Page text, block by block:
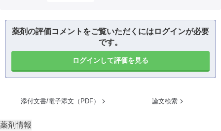
薬剤の評価コメントをご覧いただくにはログインが必要
です。
ログインして評価を見る
添付文書/電子添文（PDF） 論文検索
薬剤情報